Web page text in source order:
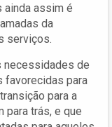
assim é
da
serviços.
necessidades de
favorecidas para
para a
para trás, e que